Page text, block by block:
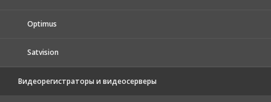
Optimus
Satvision
Видеорегистраторы и видеосерверы